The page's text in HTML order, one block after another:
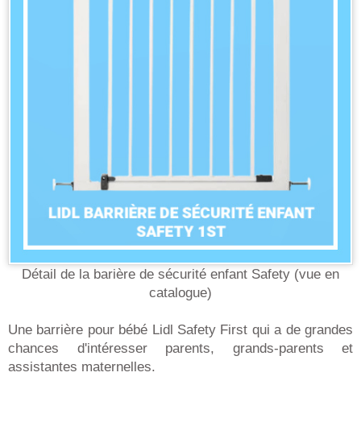
Détail de la barière de sécurité enfant Safety (vue en
catalogue)
Une barrière pour bébé Lidl Safety First qui a de grandes
chances d'intéresser parents, grands-parents et
assistantes maternelles.